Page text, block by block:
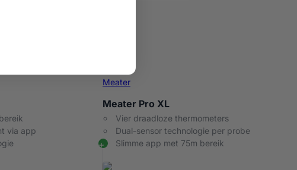
via app
Meater
Meater Pro XL
Vier draadloze thermometers
Dual-sensor technologie per probe
Slimme app met 75m bereik